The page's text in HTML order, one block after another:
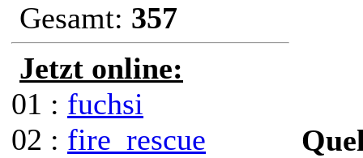
Gesamt: 357
Jetzt online:
01 : fuchsi
02 : fire_rescue